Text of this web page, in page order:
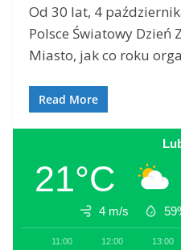
Od 30 lat, 4
Polsce Światowy Dzień
Miasto, jak co roku
Read More
21°C
4 m/s
11:00 12:00 13:00